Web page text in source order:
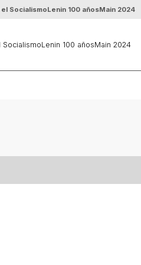
SocialismoLenin 100 añosMain 2024
Lenin 100 añosMain 2024